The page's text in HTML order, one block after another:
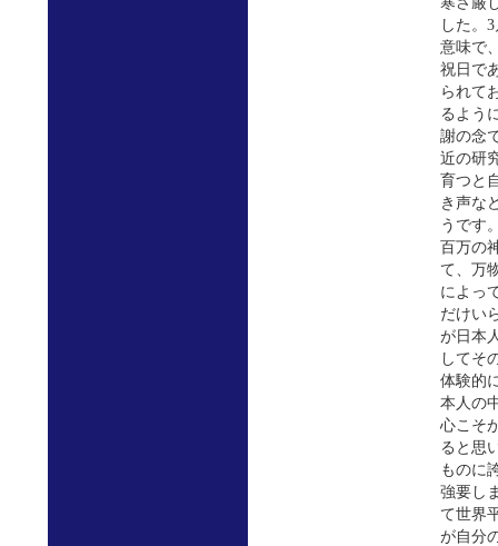
した。
意味で
祝日で
られて
るよう
謝の念
近の研
育つと
き声な
うです
百万の
て、万
によっ
だけい
が日本
してそ
体験的
本人の
心こそ
ると思
ものに
強要し
て世界
が自分